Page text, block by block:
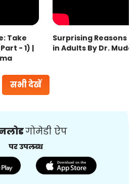
सभी देखें
Take
- 1) |
Surprising Reasons
in Adults By Dr.
गोमेडी ऐप
पर उपलब्ध